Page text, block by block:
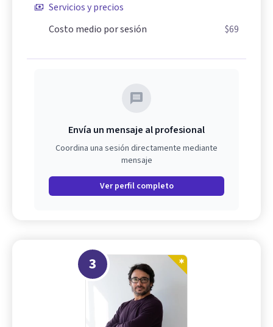
Servicios y precios
Costo medio por sesión
$69
Envía un mensaje al profesional
Coordina una sesión directamente mediante
mensaje
Ver perfil completo
3